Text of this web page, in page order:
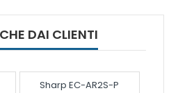
DAI CLIENTI
Sharp EC-AR2S-P